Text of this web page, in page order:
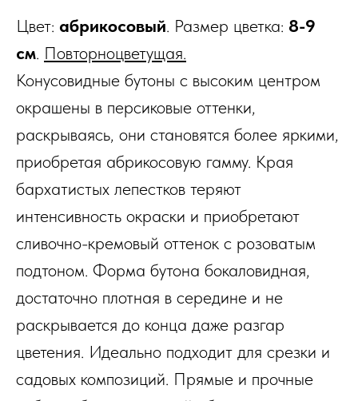
Цвет: абрикосовый. Размер цветка: 8-9
см. Повторноцветущая.
Конусовидные бутоны с высоким центром
окрашены в персиковые оттенки,
раскрываясь, они становятся более яркими,
приобретая абрикосовую гамму. Края
бархатистых лепестков теряют
интенсивность окраски и приобретают
сливочно-кремовый оттенок с розоватым
подтоном. Форма бутона бокаловидная,
достаточно плотная в середине и не
раскрывается до конца даже разгар
цветения. Идеально подходит для срезки и
садовых композиций. Прямые и прочные